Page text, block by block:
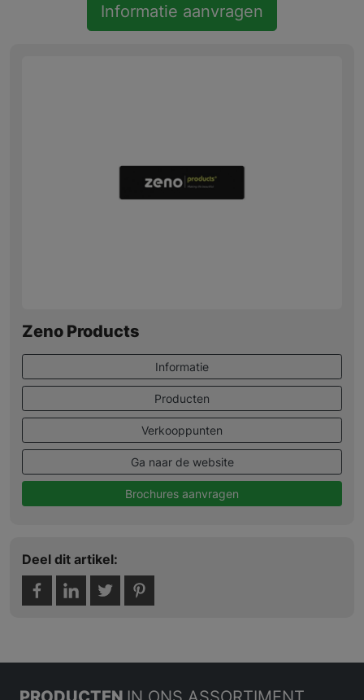
Informatie aanvragen
Zeno Products
Informatie
Producten
Verkooppunten
Ga naar de website
Brochures aanvragen
Deel dit artikel: